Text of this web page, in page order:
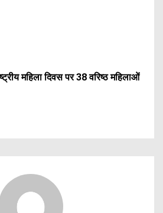
महिला दिवस पर 38 वरिष्ठ महिलाओं